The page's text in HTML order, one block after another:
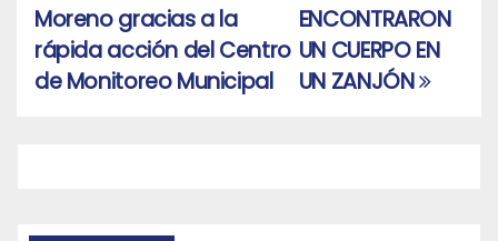
de
entradas
ENCONTRARON
UN CUERPO EN
UN ZANJÓN
Moreno gracias a la
rápida acción del Centro
de Monitoreo Municipal